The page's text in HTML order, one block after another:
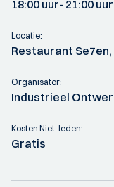
18:00 uur- 21:00 uur
Locatie:
Restaurant
Organisator:
Industrieel
Kosten Niet-leden:
Gratis